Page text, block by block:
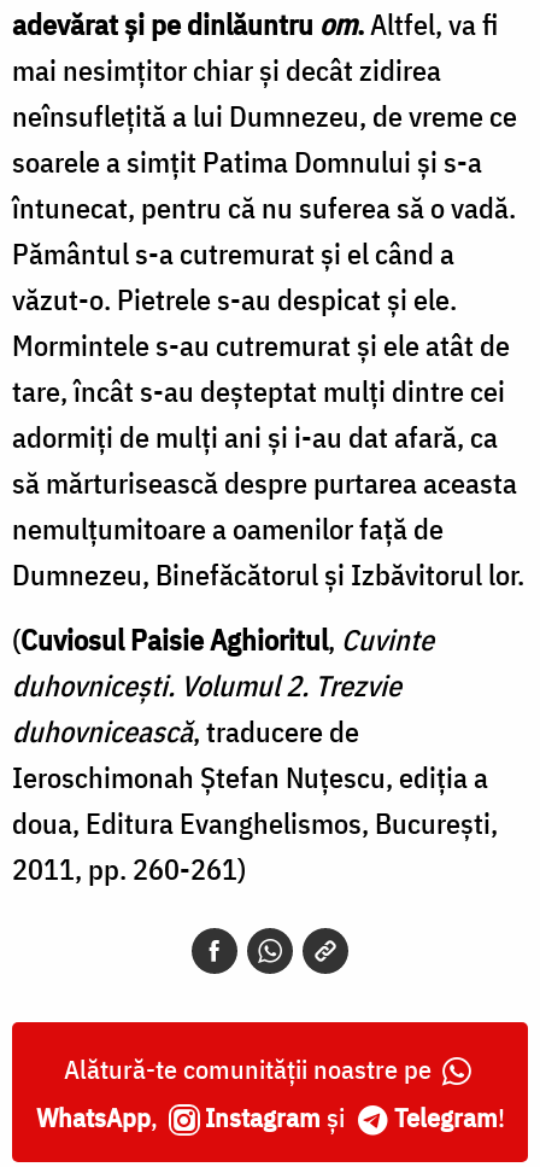
adevărat și pe dinlăuntru om.Altfel, va fi
mai nesimțitor chiar și decât zidirea
neînsuflețită a lui Dumnezeu, de vreme ce
soarele a simțit Patima Domnului și s-a
întunecat, pentru că nu suferea să o vadă.
Pământul s-a cutremurat și el când a
văzut-o. Pietrele s-au despicat și ele.
Mormintele s-au cutre­murat și ele atât de
tare, încât s-au deșteptat mulți dintre cei
adormiți de mulți ani și i-au dat afară, ca
să mărturisească despre purtarea aceasta
nemulțumitoare a oamenilor față de
Dumnezeu, Binefăcătorul și Izbăvitorul lor.
(Cuviosul Paisie Aghioritul, Cuvinte
duhovnicești. Volumul 2. Trezvie
duhovnicească, traducere de
Ieroschimonah Ștefan Nuțescu, ediția a
doua, Editura Evanghelismos, București,
2011, pp. 260-261)
Alătură-te comunității noastre pe
WhatsApp, Instagram și Telegram!